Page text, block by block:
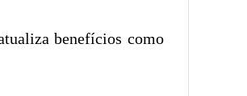
benefícios como